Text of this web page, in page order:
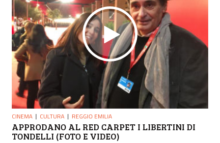
CINEMA CULTURA REGGIO EMILIA
APPRODANO AL RED CARPET I LIBERTINI DI
TONDELLI (FOTO E VIDEO)